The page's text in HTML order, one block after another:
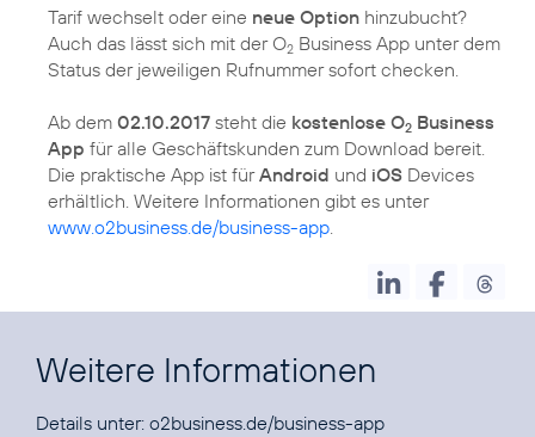
Tarif wechselt oder eine neue Option hinzubucht?
Auch das lässt sich mit der O2 Business App unter dem
Status der jeweiligen Rufnummer sofort checken.
Ab dem 02.10.2017 steht die kostenlose O2 Business
App für alle Geschäftskunden zum Download bereit.
Die praktische App ist fürAndroid und iOS Devices
erhältlich. Weitere Informationen gibt es unter
www.o2business.de/business-app.
Weitere Informationen
Details unter: o2business.de/business-app